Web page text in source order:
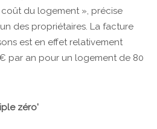
du logement », précise
des propriétaires. La facture
est en effet relativement
par an pour un logement de 80
zéro'